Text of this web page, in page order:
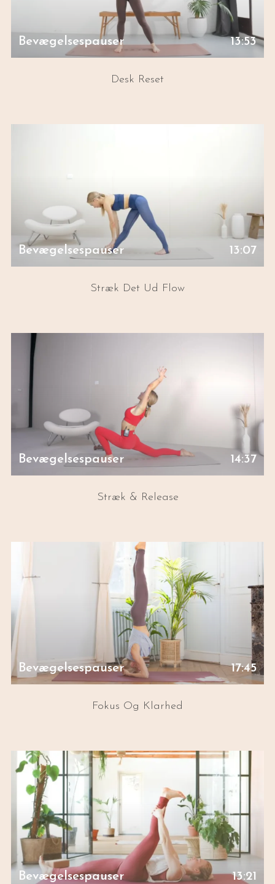
Bevægelsespauser 13:53
Desk Reset
Bevægelsespauser 13:07
Stræk Det Ud Flow
Bevægelsespauser 14:37
Stræk & Release
Bevægelsespauser 17:45
Fokus Og Klarhed
Bevægelsespauser 13:21